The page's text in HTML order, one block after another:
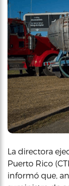
La directora
Puerto Rico
informó que,